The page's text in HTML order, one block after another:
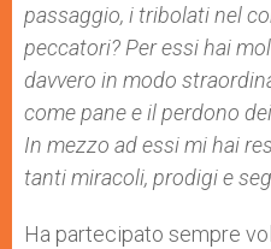
passaggio, i tribolati nel
peccatori? Per essi hai
davvero in modo
come pane e il perdono
In mezzo ad essi mi hai
tanti miracoli, prodigi e
Ha partecipato sempre